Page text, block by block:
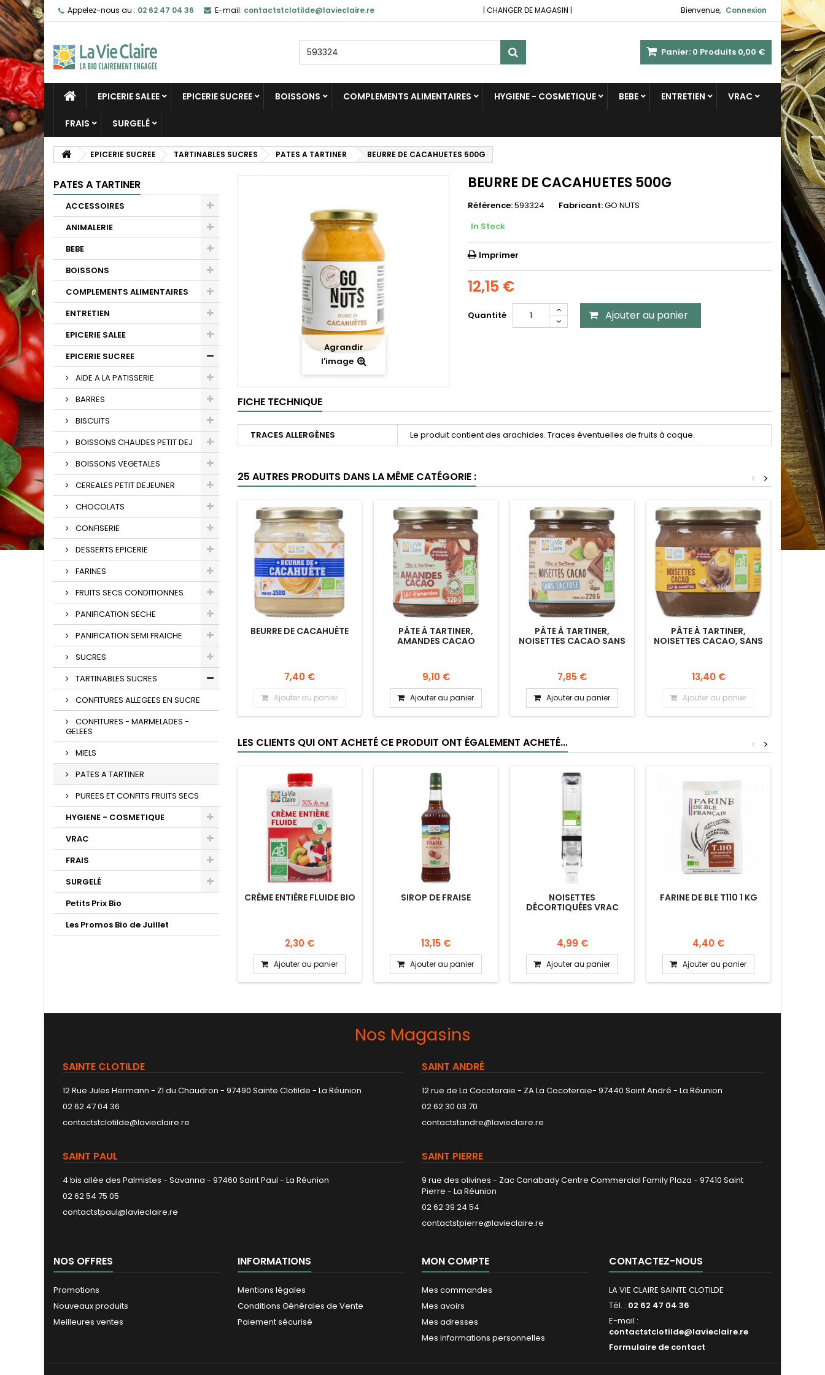
Bienvenue, Connexion
Appelez-nous au : 02 62 47 04 36 E-mail: contactstclotilde@lavieclaire.re | CHANGER DE MAGASIN |
Panier: 0 Produits 0,00 €
EPICERIE SALEE EPICERIE SUCREE BOISSONS COMPLEMENTS ALIMENTAIRES HYGIENE - COSMETIQUE BEBE ENTRETIEN VRAC
FRAIS SURGELÉ
EPICERIE SUCREE TARTINABLES SUCRES PATES A TARTINER BEURRE DE CACAHUETES 500G
PATES A TARTINER
ACCESSOIRES
ANIMALERIE
BEBE
BOISSONS
COMPLEMENTS ALIMENTAIRES
ENTRETIEN
EPICERIE SALEE
EPICERIE SUCREE
AIDE A LA PATISSERIE
BARRES
BISCUITS
BOISSONS CHAUDES PETIT DEJ
BOISSONS VEGETALES
CEREALES PETIT DEJEUNER
CHOCOLATS
CONFISERIE
DESSERTS EPICERIE
FARINES
FRUITS SECS CONDITIONNES
PANIFICATION SECHE
PANIFICATION SEMI FRAICHE
SUCRES
TARTINABLES SUCRES
CONFITURES ALLEGEES EN SUCRE
CONFITURES - MARMELADES -
GELEES
MIELS
PATES A TARTINER
PUREES ET CONFITS FRUITS SECS
HYGIENE - COSMETIQUE
VRAC
FRAIS
SURGELÉ
Petits Prix Bio
Les Promos Bio de Juillet
Agrandir
l'image
BEURRE DE CACAHUETES 500G
Référence:593324 Fabricant:GO NUTS
In Stock
Imprimer
12,15 €
Quantité Ajouter au panier
FICHE TECHNIQUE
TRACES ALLERGÈNES Le produit contient des arachides. Traces éventuelles de fruits à coque.
25 AUTRES PRODUITS DANS LA MÊME CATÉGORIE : >
<
BEURRE DE CACAHUÈTE
7,40 €
Ajouter au panier
PÂTE À TARTINER,
AMANDES CACAO
9,10 €
Ajouter au panier
PÂTE À TARTINER,
NOISETTES CACAO SANS
7,85 €
Ajouter au panier
PÂTE À TARTINER,
NOISETTES CACAO, SANS
13,40 €
Ajouter au panier
LES CLIENTS QUI ONT ACHETÉ CE PRODUIT ONT ÉGALEMENT ACHETÉ... >
<
CRÈME ENTIÈRE FLUIDE BIO
2,30 €
Ajouter au panier
SIROP DE FRAISE
13,15 €
Ajouter au panier
NOISETTES
DÉCORTIQUÉES VRAC
4,99 €
Ajouter au panier
FARINE DE BLE T110 1 KG
4,40 €
Ajouter au panier
Nos Magasins
SAINTE CLOTILDE
12 Rue Jules Hermann - ZI du Chaudron - 97490 Sainte Clotilde - La Réunion
02 62 47 04 36
contactstclotilde@lavieclaire.re
SAINT ANDRÉ
12 rue de La Cocoteraie - ZA La Cocoteraie- 97440 Saint André - La Réunion
02 62 30 03 70
contactstandre@lavieclaire.re
SAINT PAUL
4 bis allée des Palmistes - Savanna - 97460 Saint Paul - La Réunion
02 62 54 75 05
contactstpaul@lavieclaire.re
SAINT PIERRE
9 rue des olivines - Zac Canabady Centre Commercial Family Plaza - 97410 Saint
Pierre - La Réunion
02 62 39 24 54
contactstpierre@lavieclaire.re
NOS OFFRES
Promotions
Nouveaux produits
Meilleures ventes
INFORMATIONS
Mentions légales
Conditions Générales de Vente
Paiement sécurisé
MON COMPTE
Mes commandes
Mes avoirs
Mes adresses
Mes informations personnelles
CONTACTEZ-NOUS
LA VIE CLAIRE SAINTE CLOTILDE
Tél. : 02 62 47 04 36
E-mail :
contactstclotilde@lavieclaire.re
Formulaire de contact